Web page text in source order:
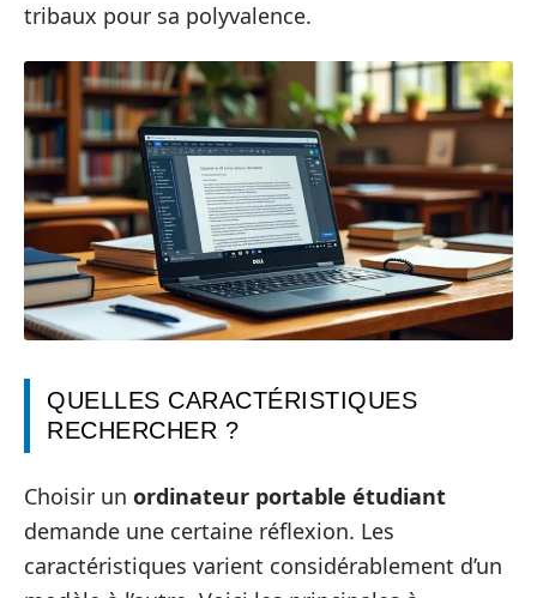
tribaux pour sa polyvalence.
QUELLES CARACTÉRISTIQUES
RECHERCHER ?
Choisir un ordinateur portable étudiant
demande une certaine réflexion. Les
caractéristiques varient considérablement d’un